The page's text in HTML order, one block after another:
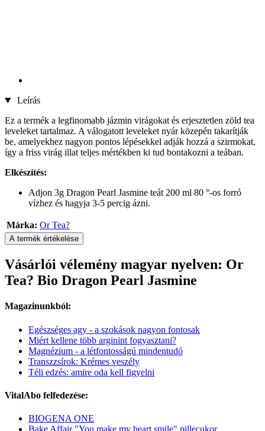
Leírás
Ez a termék a legfinomabb jázmin virágokat és erjesztetlen zöld tea
leveleket tartalmaz. A válogatott leveleket nyár közepén takarítják
be, amelyekhez nagyon pontos lépésekkel adják hozzá a szirmokat,
így a friss virág illat teljes mértékben ki tud bontakozni a teában.
Elkészítés:
Adjon 3g Dragon Pearl Jasmine teát 200 ml 80 °-os forró
vízhez és hagyja 3-5 percig ázni.
Márka: Or Tea?
A termék értékelése
Vásárlói vélemény magyar nyelven: Or
Tea? Bio Dragon Pearl Jasmine
Magazinunkból:
Egészséges agy - a szokások nagyon fontosak
Miért kellene több arginint fogyasztani?
Magnézium - a létfontosságú mindentudó
Transzzsírok: Krémes veszély
Téli edzés: amire oda kell figyelni
VitalAbo felfedezése:
BIOGENA ONE